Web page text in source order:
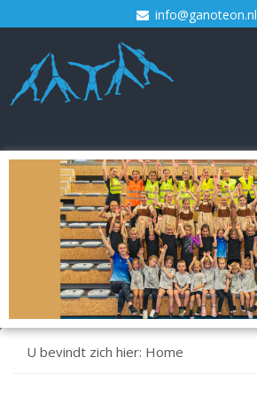
info@ganoteon.nl
U bevindt zich hier: Home